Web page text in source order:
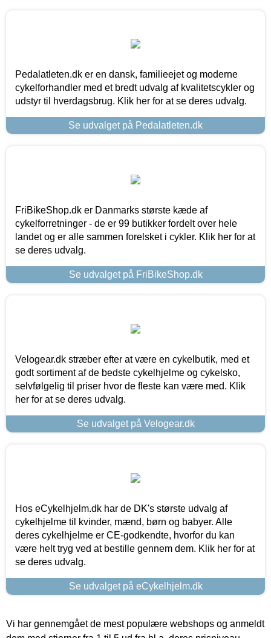
Pedalatleten.dk er en dansk, familieejet og moderne
cykelforhandler med et bredt udvalg af kvalitetscykler og
udstyr til hverdagsbrug. Klik her for at se deres udvalg.
Se udvalget på Pedalatleten.dk
FriBikeShop.dk er Danmarks største kæde af
cykelforretninger - de er 99 butikker fordelt over hele
landet og er alle sammen forelsket i cykler. Klik her for at
se deres udvalg.
Se udvalget på FriBikeShop.dk
Velogear.dk stræber efter at være en cykelbutik, med et
godt sortiment af de bedste cykelhjelme og cykelsko,
selvfølgelig til priser hvor de fleste kan være med. Klik
her for at se deres udvalg.
Se udvalget på Velogear.dk
Hos eCykelhjelm.dk har de DK's største udvalg af
cykelhjelme til kvinder, mænd, børn og babyer. Alle
deres cykelhjelme er CE-godkendte, hvorfor du kan
være helt tryg ved at bestille gennem dem. Klik her for at
se deres udvalg.
Se udvalget på eCykelhjelm.dk
Vi har gennemgået de mest populære webshops og anmeldt